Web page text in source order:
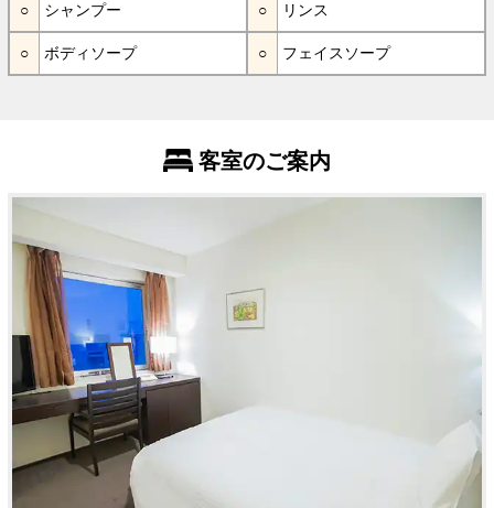
シャンプー リンス
ボディソープ フェイスソープ
客室のご案内